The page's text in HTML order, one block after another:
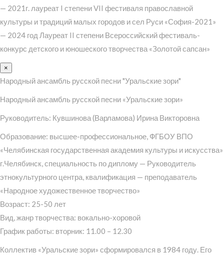
— 2021г. лауреат I степени VII фестиваля православной
культуры и традиций малых городов и сел Руси «София-2021»
— 2024 год Лауреат II степени Всероссийский фестиваль-
конкурс детского и юношеского творчества «Золотой сапсан»
×
Народный ансамбль русской песни "Уральские зори"
Народный ансамбль русской песни «Уральские зори»
Руководитель: Кувшинова (Варламова) Ирина Викторовна
Образование: высшее-профессиональное, ФГБОУ ВПО
«Челябинская государственная академия культуры и искусства»
г.Челябинск, специальность по диплому — Руководитель
этнокультурного центра, квалификация — преподаватель
«Народное художественное творчество»
Возраст: 25-50 лет
Вид, жанр творчества: вокально-хоровой
График работы: вторник: 11.00 – 12.30
Коллектив «Уральские зори» сформировался в 1984 году. Его